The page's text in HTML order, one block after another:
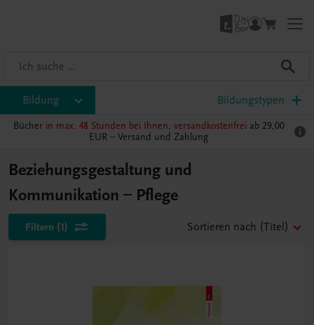
Bildung Bildungstypen
Bücher in max. 48 Stunden bei Ihnen, versandkostenfrei ab 29,00
EUR – Versand und Zahlung
Beziehungsgestaltung und
Kommunikation – Pflege
Filtern (1) Sortieren nach (Titel)